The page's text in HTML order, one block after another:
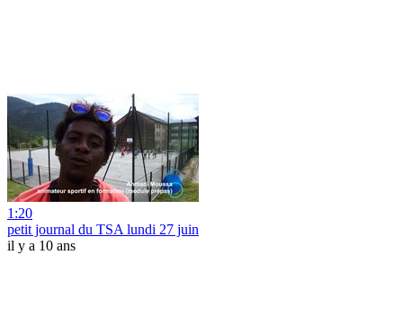
1:20
petit journal du TSA lundi 27 juin
il y a 10 ans